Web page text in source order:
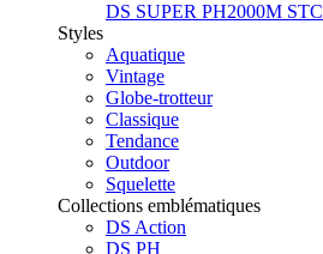
DS SUPER PH2000M STC
Styles
Aquatique
Vintage
Globe-trotteur
Classique
Tendance
Outdoor
Squelette
Collections emblématiques
DS Action
DS PH